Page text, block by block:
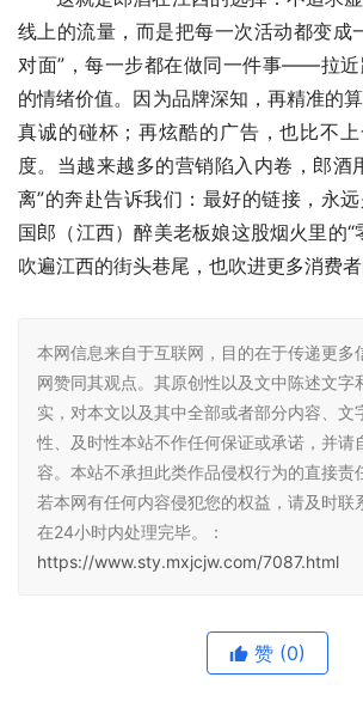
线上的流量，而是把每一次活动都变成
对面”，每一步都在做同一件事——拉近
的情绪价值。因为品牌深知，再精准的
真诚的碰杯；再炫酷的广告，也比不上
度。当越来越多的营销陷入内卷，郎酒
离”的奔赴告诉我们：最好的链接，永
国郎（江西）醉美老板娘这股烟火里的“
吹遍江西的街头巷尾，也吹进更多消费者
本网信息来自于互联网，目的在于传递更多
网赞同其观点。其原创性以及文中陈述文字
实，对本文以及其中全部或者部分内容、文
性、及时性本站不作任何保证或承诺，并请
容。本站不承担此类作品侵权行为的直接责
若本网有任何内容侵犯您的权益，请及时联
在24小时内处理完毕。：
https://www.sty.mxjcjw.com/7087.html
赞 (0)